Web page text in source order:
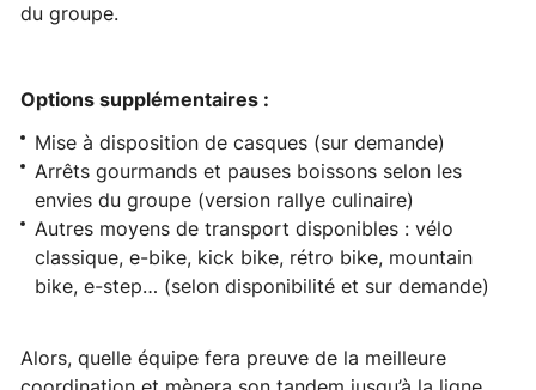
du groupe.
Options supplémentaires :
Mise à disposition de casques (sur demande)
Arrêts gourmands et pauses boissons selon les
envies du groupe (version rallye culinaire)
Autres moyens de transport disponibles : vélo
classique, e-bike, kick bike, rétro bike, mountain
bike, e-step… (selon disponibilité et sur demande)
Alors, quelle équipe fera preuve de la meilleure